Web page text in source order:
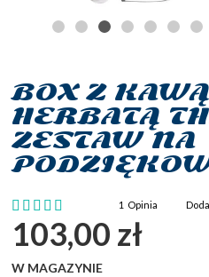
BOX Z
HERBATĄ
ZESTAW NA
Ocena:
100
% of100
1 Opinia
103,00 zł
W MAGAZYNIE
Przejdź
na
początek
galerii